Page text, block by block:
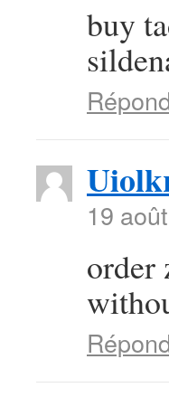
buy
19
order